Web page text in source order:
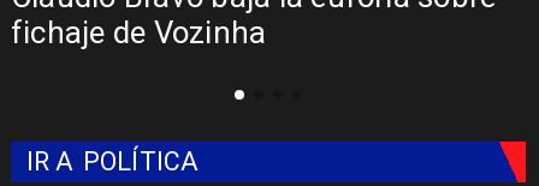
Colo: Fecha, Estadio y Contrato
IR A POLÍTICA